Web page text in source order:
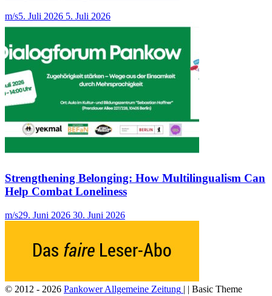
m/s5. Juli 2026 5. Juli 2026
Strengthening Belonging: How Multilingualism Can
Help Combat Loneliness
m/s29. Juni 2026 30. Juni 2026
© 2012 - 2026 Pankower Allgemeine Zeitung | | Basic Theme